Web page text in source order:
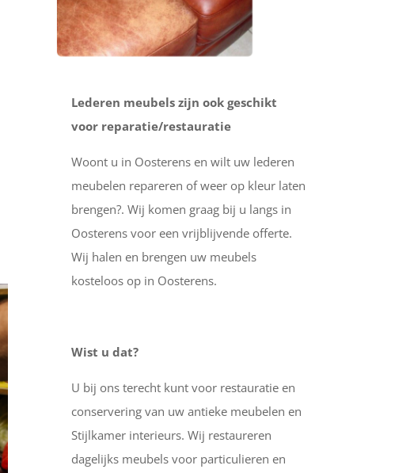
Lederen meubels zijn ook geschikt
voor reparatie/restauratie
Woont u in Oosterens en wilt uw lederen
meubelen repareren of weer op kleur laten
brengen?. Wij komen graag bij u langs in
Oosterens voor een vrijblijvende offerte.
Wij halen en brengen uw meubels
kosteloos op in Oosterens.
Wist u dat?
U bij ons terecht kunt voor restauratie en
conservering van uw antieke meubelen en
Stijlkamer interieurs. Wij restaureren
dagelijks meubels voor particulieren en